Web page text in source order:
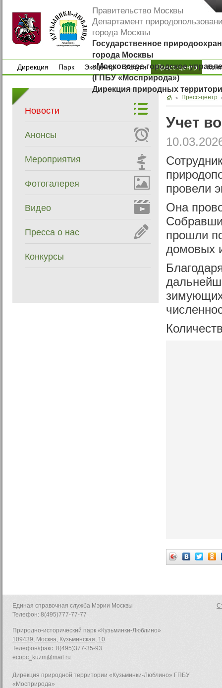
Правительство Москвы
Департамент
города Москвы
Государственное
города Москвы
«Московское городское
(ГПБУ «Мосприрода»)
Дирекция природных
Дирекция
Парк
Экоцентр
Экоцентр
Услуги
Услуги
Пресс-центр
Новости
Анонсы
Мероприятия
Фотогалерея
Видео
Пресса о нас
Конкурсы
Пресс-центр
Учет
провели
Она
прошли
домовых
Единая справочная служба Мэрии Москвы
Телефон: 8(495)777-77-77
Природно-исторический парк «Кузьминки-Люблино»
109439, Москва, Кузьминская, 10
Телефон/факс: 8(495)377-35-93
ecopc_kuzm@mail.ru
Дирекция природной территории «Кузьминки-Люблино» ГПБУ
«Мосприрода»